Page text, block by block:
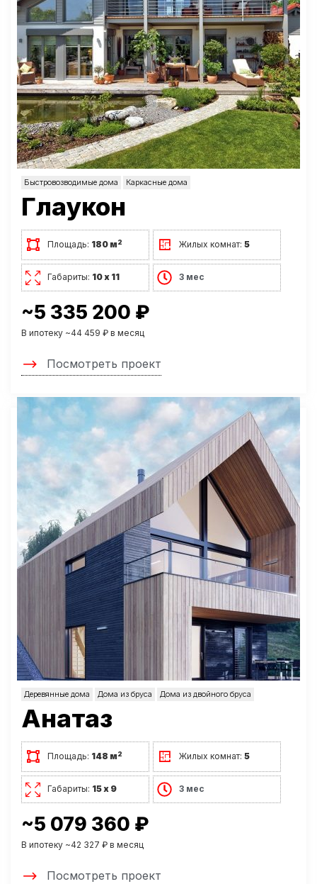
Быстровозводимые дома Каркасные дома
Глаукон
Площадь: 180 м2 Жилых комнат:5
Габариты: 10 х 11 3 мес
~5 335 200 ₽
В ипотеку ~44 459 ₽ в месяц
Посмотреть проект
Деревянные дома Дома из бруса Дома из двойного бруса
Анатаз
Площадь: 148 м2 Жилых комнат:5
Габариты: 15 х 9 3 мес
~5 079 360 ₽
В ипотеку ~42 327 ₽ в месяц
Посмотреть проект